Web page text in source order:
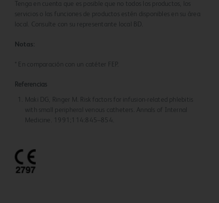
Tenga en cuenta que es posible que no todos los productos, los
servicios o las funciones de productos estén disponibles en su área
local. Consulte con su representante local BD.
Notas:
* En comparación con un catéter FEP.
Referencias
Maki DG, Ringer M. Risk factors for infusion-related phlebitis
with small peripheral venous catheters. Annals of Internal
Medicine. 1991;114:845–854.